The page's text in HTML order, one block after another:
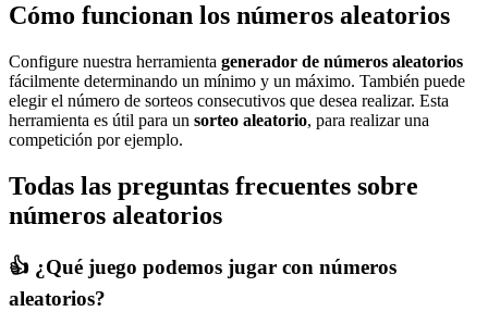
Cómo funcionan los números aleatorios
Configure nuestra herramienta generador de números aleatorios
fácilmente determinando un mínimo y un máximo. También puede
elegir el número de sorteos consecutivos que desea realizar. Esta
herramienta es útil para un sorteo aleatorio, para realizar una
competición por ejemplo.
Todas las preguntas frecuentes sobre
números aleatorios
👍 ¿Qué juego podemos jugar con números
aleatorios?